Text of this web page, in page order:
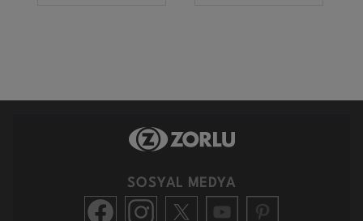
SOSYAL MEDYA